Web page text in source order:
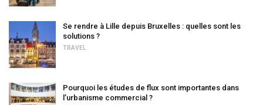
Se rendre à Lille depuis Bruxelles : quelles sont les
solutions ?
TRAVEL
Pourquoi les études de flux sont importantes dans
l’urbanisme commercial ?